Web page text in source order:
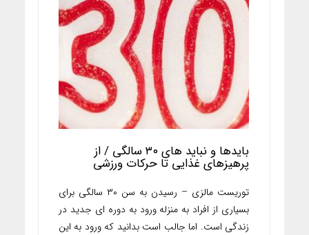
بایدها و نباید های ۳۰ سالگی / از
پرهیزهای غذایی تا حرکات ورزشی
توریست مالزی – رسیدن به سن ۳۰ سالگی برای
بسیاری از افراد به منزله ورود به دوره ای جدید در
زندگی است. اما جالب است بدانید که ورود به این